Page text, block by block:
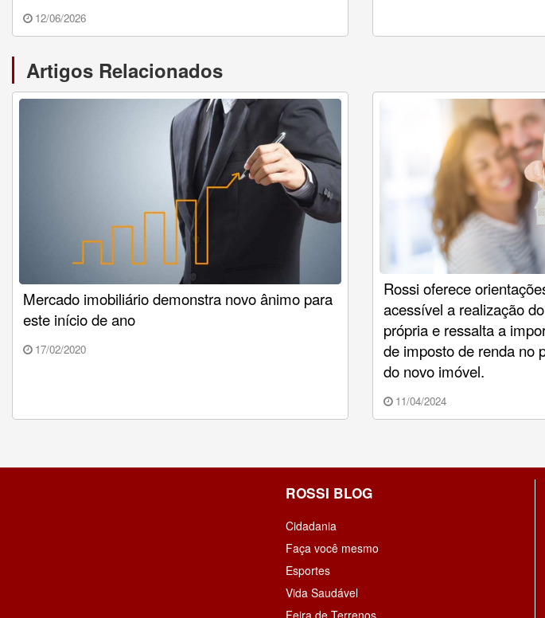
12/06/2026
Artigos Relacionados
Mercado imobiliário demonstra novo ânimo para
este início de ano
17/02/2020
Rossi oferece
acessível a realização
própria e ressalta a
de imposto de renda no
do novo imóvel.
11/04/2024
ROSSI BLOG
Cidadania
Faça você mesmo
Esportes
Vida Saudável
Feira de Terrenos